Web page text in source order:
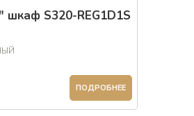
шкаф S320-REG1D1S
ПОДРОБНЕЕ